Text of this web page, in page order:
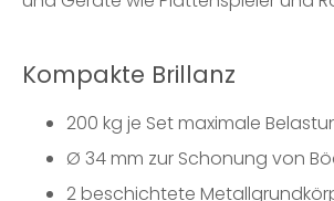
Kompakte Brillanz
200 kg je Set maximale
Ø 34 mm zur Schonung von
2 beschichtete